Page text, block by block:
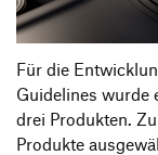
Für die
Guidelines wurde
drei Produkten.
Produkte